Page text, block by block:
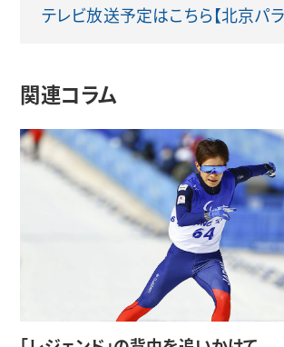
テレビ放送予定はこちら【北京パラ
関連コラム